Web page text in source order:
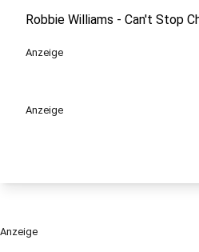
Robbie Williams - Can't Stop
Anzeige
Anzeige
Anzeige